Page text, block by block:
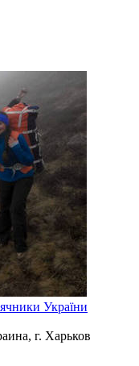
України
г. Харьков